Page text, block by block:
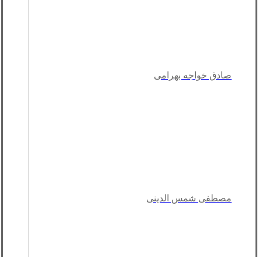
صادق خواجه بهرامی
مصطفی شمس الدینی